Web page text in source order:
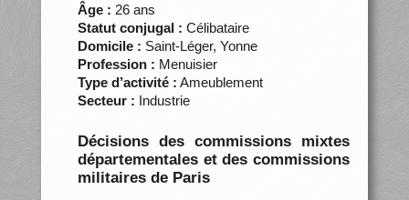
Âge : 26 ans
Statut conjugal : Célibataire
Domicile : Saint-Léger, Yonne
Profession : Menuisier
Type d’activité : Ameublement
Secteur : Industrie
Décisions des commissions mixtes
départementales et des commissions
militaires de Paris